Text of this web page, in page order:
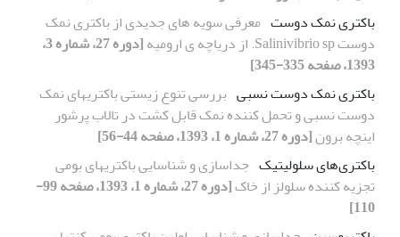
باکتری نمک دوست معرفی سویه های جدیدی از باکتری نمک
دوست Salinivibrio sp. از دریاچه ی ارومیه
[دوره 27، شماره 3،
1393، صفحه 335-345]
باکتری نمک دوست نسبی بررسی تنوع زیستی باکتریهای نمک
دوست نسبی و تحمل کننده نمک قابل کشت در تالاب پرشور
اینچه برون[دوره 27، شماره 1، 1393، صفحه 44-56]
باکتری‌های سلولیتیک جداسازی و شناسایی باکتریهای بومی
تجزیه کننده سلولز از خاک
[دوره 27، شماره 1، 1393، صفحه 99-
110]